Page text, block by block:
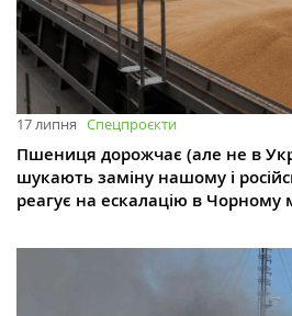
17 липня Спецпроєкти
Пшениця дорожчає (але не в
шукають заміну нашому і
реагує на ескалацію в Чорному